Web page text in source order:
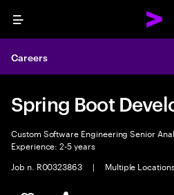
Menu
Careers
Spring Boot
Custom Software Engineering Senior
Experience: 2-5 years
Job n. R00323863
| Multiple